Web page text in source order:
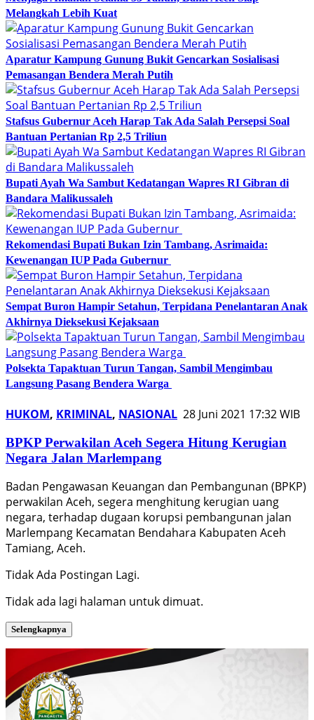
Melangkah Lebih Kuat
Aparatur Kampung Gunung Bukit Gencarkan Sosialisasi
Pemasangan Bendera Merah Putih
Stafsus Gubernur Aceh Harap Tak Ada Salah Persepsi Soal
Bantuan Pertanian Rp 2,5 Triliun
Bupati Ayah Wa Sambut Kedatangan Wapres RI Gibran di
Bandara Malikussaleh
Rekomendasi Bupati Bukan Izin Tambang, Asrimaida:
Kewenangan IUP Pada Gubernur
Sempat Buron Hampir Setahun, Terpidana Penelantaran Anak
Akhirnya Dieksekusi Kejaksaan
Polsekta Tapaktuan Turun Tangan, Sambil Mengimbau
Langsung Pasang Bendera Warga
HUKOM, KRIMINAL, NASIONAL 28 Juni 2021 17:32 WIB
BPKP Perwakilan Aceh Segera Hitung Kerugian
Negara Jalan Marlempang
Badan Pengawasan Keuangan dan Pembangunan (BPKP)
perwakilan Aceh, segera menghitung kerugian uang
negara, terhadap dugaan korupsi pembangunan jalan
Marlempang Kecamatan Bendahara Kabupaten Aceh
Tamiang, Aceh.
Tidak Ada Postingan Lagi.
Tidak ada lagi halaman untuk dimuat.
Selengkapnya